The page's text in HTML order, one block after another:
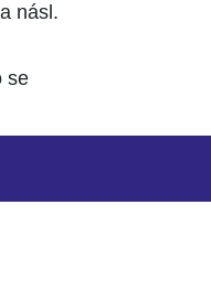
násl.
se